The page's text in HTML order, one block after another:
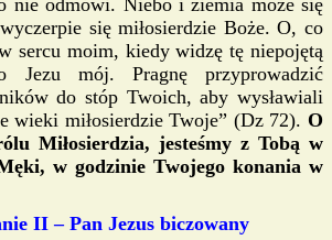
nie odmówi. Niebo i ziemia może się
się miłosierdzie Boże. O, co
sercu moim, kiedy widzę tę niepojętą
Jezu mój. Pragnę przyprowadzić
do stóp Twoich, aby wysławiali
wieki miłosierdzie Twoje” (Dz 72). O
Miłosierdzia, jesteśmy z Tobą w
w godzinie Twojego konania w
II – Pan Jezus biczowany